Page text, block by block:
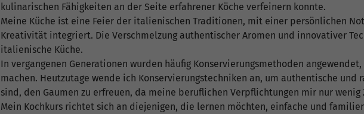
kulinarischen Fähigkeiten an der Seite erfahrener Köche verfeinern konnte.
Meine Küche ist eine Feier der italienischen Traditionen, mit einer persönlichen
Kreativität integriert. Die Verschmelzung authentischer Aromen und innovativer
italienische Küche.
In vergangenen Generationen wurden häufig Konservierungsmethoden
machen. Heutzutage wende ich Konservierungstechniken an, um authentische
sind, den Gaumen zu erfreuen, da meine beruflichen Verpflichtungen mir nur
Mein Kochkurs richtet sich an diejenigen, die lernen möchten, einfache und